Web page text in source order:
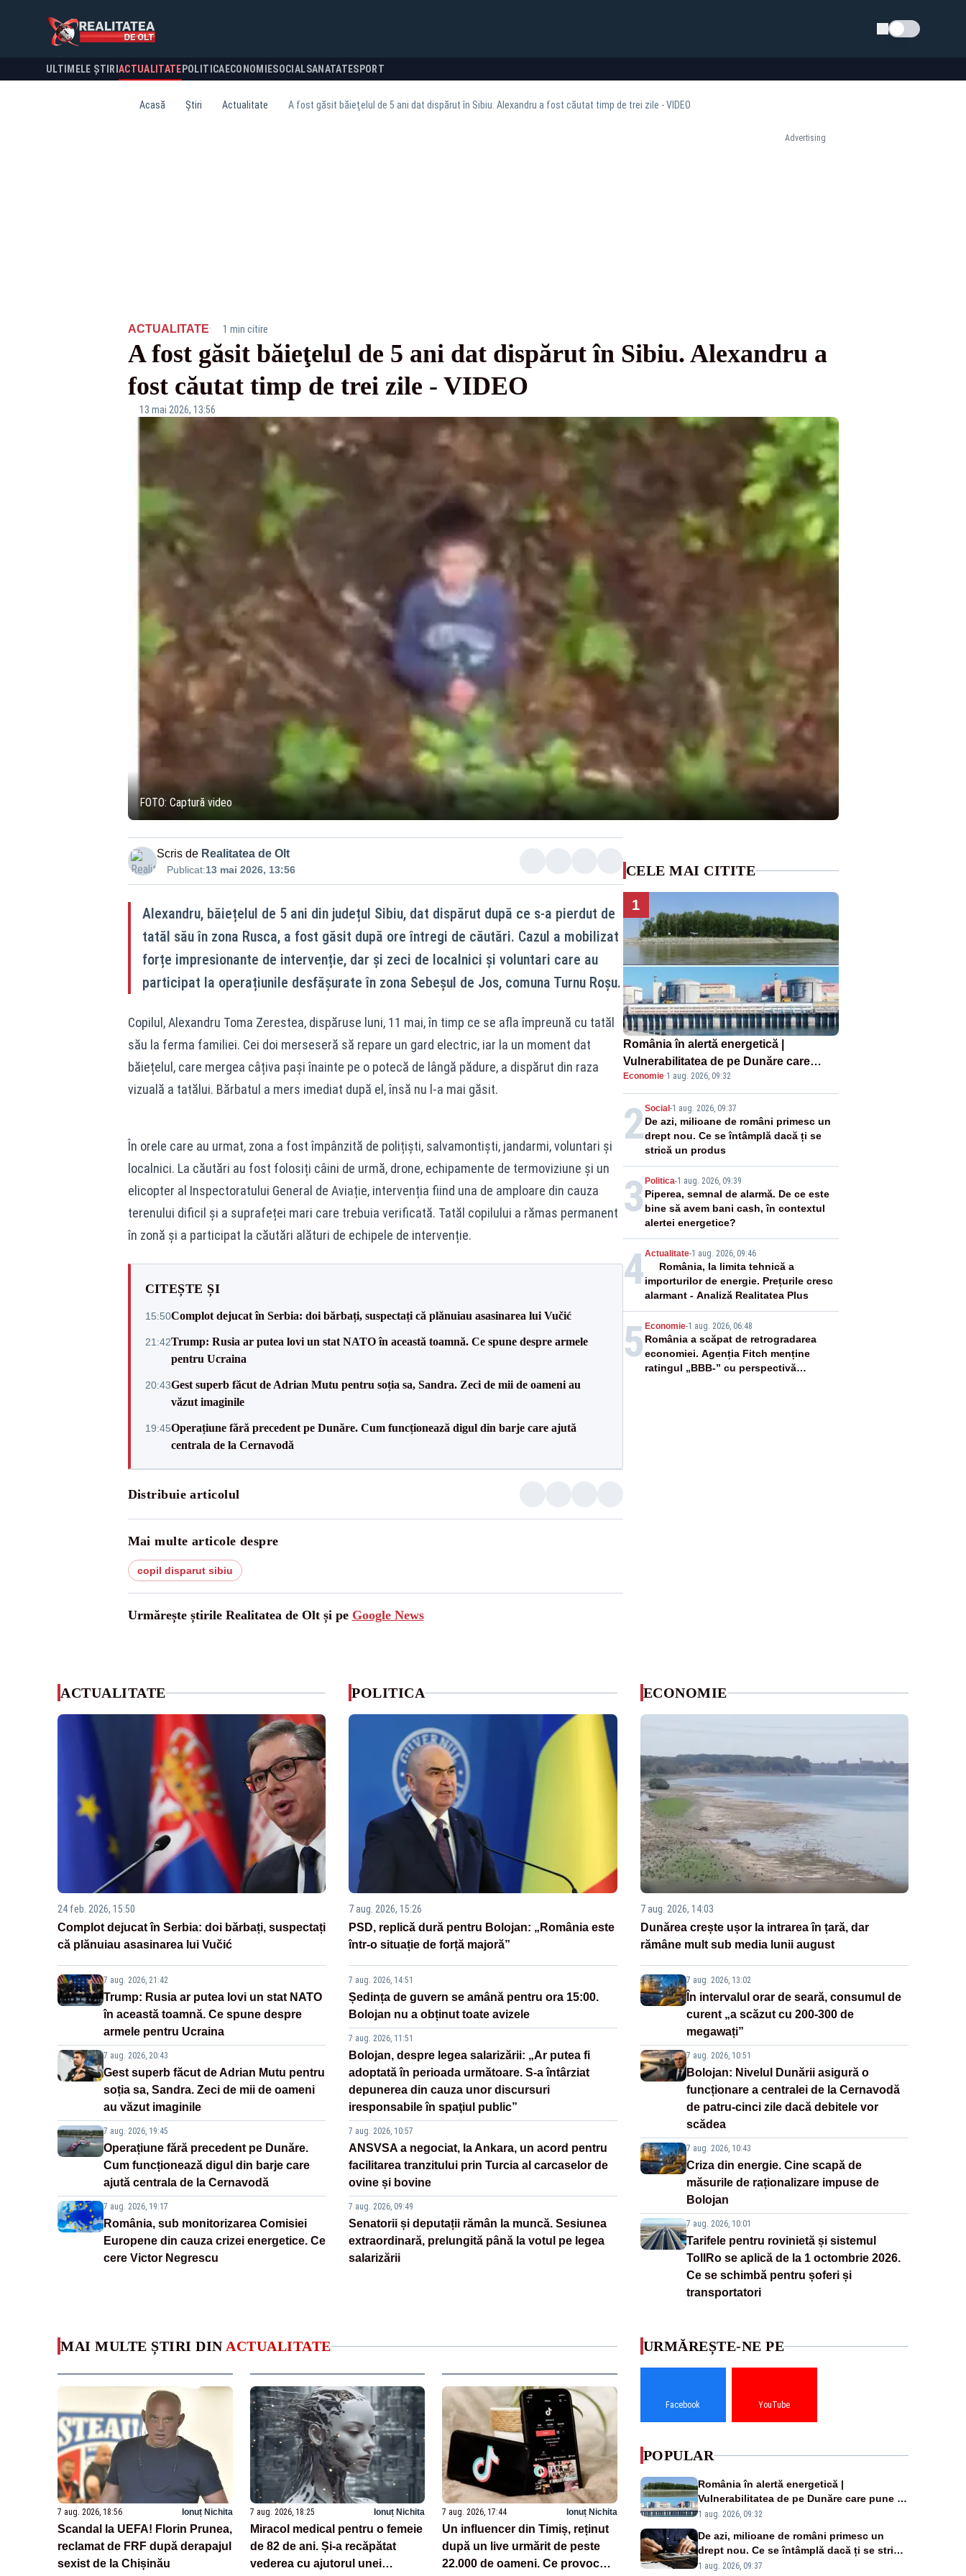
Schimba tema
ULTIMELE ȘTIRI ACTUALITATE POLITICA ECONOMIESOCIALSANATATESPORT
Acasă Știri Actualitate A fost găsit băieţelul de 5 ani dat dispărut în Sibiu. Alexandru a fost căutat timp de trei zile - VIDEO
Advertising
ACTUALITATE· 1 min citire
A fost găsit băieţelul de 5 ani dat dispărut în Sibiu. Alexandru a
fost căutat timp de trei zile - VIDEO
13 mai 2026, 13:56
FOTO: Captură video
Scris de Realitatea de Olt
Publicat:13 mai 2026, 13:56
Alexandru, băiețelul de 5 ani din județul Sibiu, dat dispărut după ce s-a pierdut de
tatăl său în zona Rusca, a fost găsit după ore întregi de căutări. Cazul a mobilizat
forțe impresionante de intervenție, dar și zeci de localnici și voluntari care au
participat la operațiunile desfășurate în zona Sebeșul de Jos, comuna Turnu Roșu.
Copilul, Alexandru Toma Zerestea, dispăruse luni, 11 mai, în timp ce se afla împreună cu tatăl
său la ferma familiei. Cei doi merseseră să repare un gard electric, iar la un moment dat
băiețelul, care mergea câțiva pași înainte pe o potecă de lângă pădure, a dispărut din raza
vizuală a tatălui. Bărbatul a mers imediat după el, însă nu l-a mai găsit.
În orele care au urmat, zona a fost împânzită de polițiști, salvamontiști, jandarmi, voluntari și
localnici. La căutări au fost folosiți câini de urmă, drone, echipamente de termoviziune și un
elicopter al Inspectoratului General de Aviație, intervenția fiind una de amploare din cauza
terenului dificil și a suprafeței mari care trebuia verificată. Tatăl copilului a rămas permanent
în zonă și a participat la căutări alături de echipele de intervenție.
CITEȘTE ȘI
15:50Complot dejucat în Serbia: doi bărbați, suspectați că plănuiau asasinarea lui Vučić
21:42Trump: Rusia ar putea lovi un stat NATO în această toamnă. Ce spune despre armele
pentru Ucraina
20:43Gest superb făcut de Adrian Mutu pentru soția sa, Sandra. Zeci de mii de oameni au
văzut imaginile
19:45Operațiune fără precedent pe Dunăre. Cum funcționează digul din barje care ajută
centrala de la Cernavodă
Distribuie articolul
Mai multe articole despre
copil disparut sibiu
Urmărește știrile Realitatea de Olt și pe Google News
CELE MAI CITITE
1
România în alertă energetică |
Vulnerabilitatea de pe Dunăre care
pune în pericol Centrala Cernavodă era
cunoscută de pe vremea lui Ceaușescu
Economie·1 aug. 2026, 09:32
2Social -1 aug. 2026, 09:37
De azi, milioane de români primesc un
drept nou. Ce se întâmplă dacă ți se
strică un produs
3 Politica-1 aug. 2026, 09:39
Piperea, semnal de alarmă. De ce este
bine să avem bani cash, în contextul
alertei energetice?
4Actualitate-1 aug. 2026, 09:46
România, la limita tehnică a
importurilor de energie. Prețurile cresc
alarmant - Analiză Realitatea Plus
5 Economie-1 aug. 2026, 06:48
România a scăpat de retrogradarea
economiei. Agenția Fitch menține
ratingul „BBB-” cu perspectivă
ACTUALITATE
24 feb. 2026, 15:50
Complot dejucat în Serbia: doi bărbați, suspectați
că plănuiau asasinarea lui Vučić
7 aug. 2026, 21:42
Trump: Rusia ar putea lovi un stat NATO
în această toamnă. Ce spune despre
armele pentru Ucraina
7 aug. 2026, 20:43
Gest superb făcut de Adrian Mutu pentru
soția sa, Sandra. Zeci de mii de oameni
au văzut imaginile
7 aug. 2026, 19:45
Operațiune fără precedent pe Dunăre.
Cum funcționează digul din barje care
ajută centrala de la Cernavodă
7 aug. 2026, 19:17
România, sub monitorizarea Comisiei
Europene din cauza crizei energetice. Ce
cere Victor Negrescu
POLITICA
7 aug. 2026, 15:26
PSD, replică dură pentru Bolojan: „România este
într-o situație de forță majoră”
7 aug. 2026, 14:51
Ședința de guvern se amână pentru ora 15:00.
Bolojan nu a obținut toate avizele
7 aug. 2026, 11:51
Bolojan, despre legea salarizării: „Ar putea fi
adoptată în perioada următoare. S-a întârziat
depunerea din cauza unor discursuri
iresponsabile în spaţiul public”
7 aug. 2026, 10:57
ANSVSA a negociat, la Ankara, un acord pentru
facilitarea tranzitului prin Turcia al carcaselor de
ovine și bovine
7 aug. 2026, 09:49
Senatorii și deputații rămân la muncă. Sesiunea
extraordinară, prelungită până la votul pe legea
salarizării
ECONOMIE
7 aug. 2026, 14:03
Dunărea crește ușor la intrarea în țară, dar
rămâne mult sub media lunii august
7 aug. 2026, 13:02
În intervalul orar de seară, consumul de
curent „a scăzut cu 200-300 de
megawați”
7 aug. 2026, 10:51
Bolojan: Nivelul Dunării asigură o
funcționare a centralei de la Cernavodă
de patru-cinci zile dacă debitele vor
scădea
7 aug. 2026, 10:43
Criza din energie. Cine scapă de
măsurile de raționalizare impuse de
Bolojan
7 aug. 2026, 10:01
Tarifele pentru rovinietă și sistemul
TollRo se aplică de la 1 octombrie 2026.
Ce se schimbă pentru șoferi și
transportatori
MAI MULTE ȘTIRI DINACTUALITATE
7 aug. 2026, 18:56 Ionuț Nichita
Scandal la UEFA! Florin Prunea,
reclamat de FRF după derapajul
sexist de la Chișinău
7 aug. 2026, 18:25 Ionuț Nichita
Miracol medical pentru o femeie
de 82 de ani. Și-a recăpătat
vederea cu ajutorul unei
7 aug. 2026, 17:44 Ionuț Nichita
Un influencer din Timiș, reținut
după un live urmărit de peste
22.000 de oameni. Ce provocări
URMĂREȘTE-NE PE
Facebook YouTube
POPULAR
România în alertă energetică |
Vulnerabilitatea de pe Dunăre care pune în
pericol Centrala Cernavodă era cunoscută
1 aug. 2026, 09:32
De azi, milioane de români primesc un
drept nou. Ce se întâmplă dacă ți se strică
un produs
1 aug. 2026, 09:37